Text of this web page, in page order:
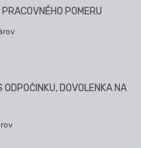
POMERU
DOVOLENKA NA